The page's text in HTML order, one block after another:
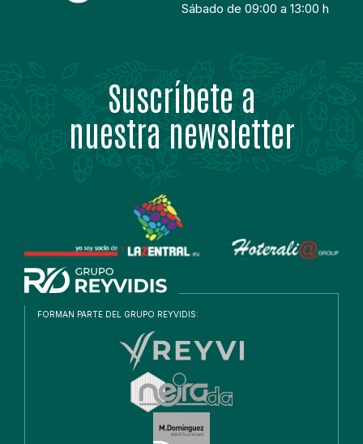
Sábado de 09:00 a 13:00 h
Suscríbete a
nuestra newsletter
FORMAN PARTE DEL GRUPO REYVIDIS: